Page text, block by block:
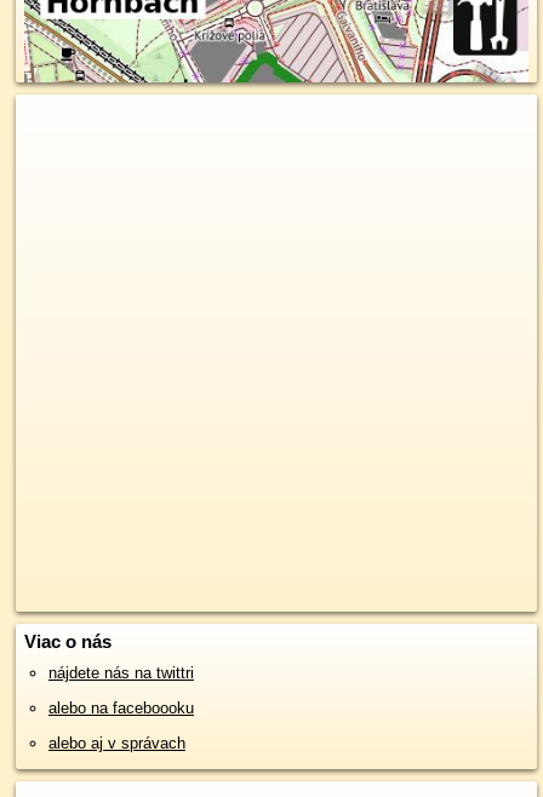
Viac o nás
nájdete nás na twittri
alebo na faceboooku
alebo aj v správach